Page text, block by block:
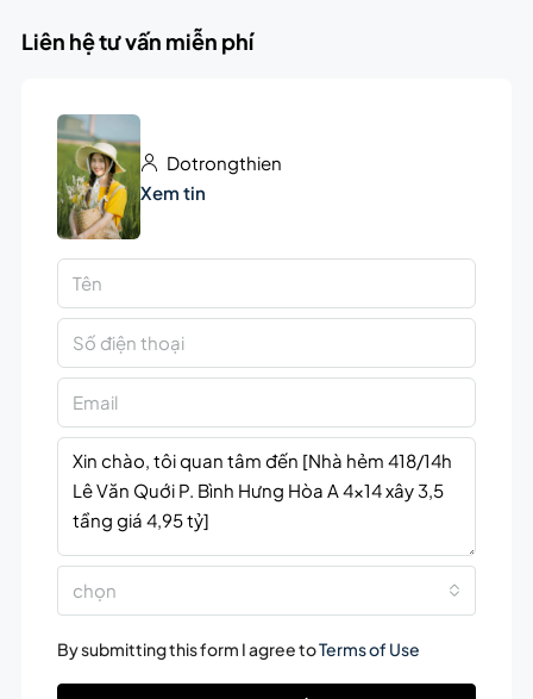
Liên hệ tư vấn miễn phí
Dotrongthien
Xem tin
chọn
By submitting this form I agree toTerms of Use